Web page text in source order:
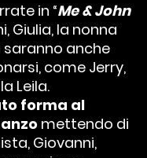
in “Me & John
Giulia, la nonna
saranno anche
come Jerry,
Leila.
forma al
mettendo di
Giovanni,